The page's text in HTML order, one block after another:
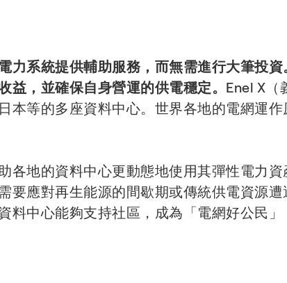
力系統提供輔助服務，而無需進行大筆投
，並確保自身營運的供電穩定。 Enel X（
本等的多座資料中心。世界各地的電網運
各地的資料中心更動態地使用其彈性電力
要應對再生能源的間歇期或傳統供電資源
中心能夠支持社區，成為「電網好公民」